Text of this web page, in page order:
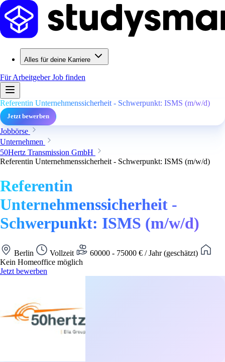
Alles für deine Karriere
Für ArbeitgeberJob finden
Referentin Unternehmenssicherheit - Schwerpunkt: ISMS (m/w/d)
Jetzt bewerben
Jobbörse
Unternehmen
50Hertz Transmission GmbH
Referentin Unternehmenssicherheit - Schwerpunkt: ISMS (m/w/d)
Referentin
Unternehmenssicherheit -
Schwerpunkt: ISMS (m/w/d)
Berlin Vollzeit
60000 - 75000 € / Jahr (geschätzt)
Kein Homeoffice möglich
Jetzt bewerben